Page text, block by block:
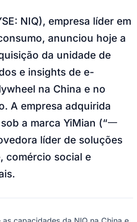
Vale do SolVila BarrosVila Boa Vista Vila
Vila MárciaVila Nossa Sra. da
Carapicuíba Jandira Itapevi Cotia
Cajamar
NIQ), empresa líder em
anunciou hoje a
da unidade de
e insights de e-
na China e no
A empresa adquirida
a marca YiMian (“一
líder de soluções
comércio social e